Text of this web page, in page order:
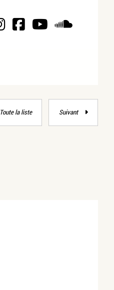
Anne Céline Pic
Anne Céline Pic
AnneAnne
Toute la liste Suivant